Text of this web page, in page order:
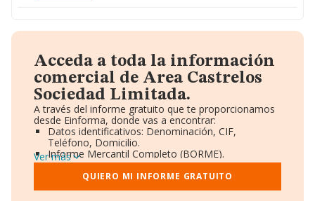
Acceda a toda la información
comercial de Area Castrelos
Sociedad Limitada.
A través del informe gratuito que te proporcionamos
desde Einforma, donde vas a encontrar:
Datos identificativos: Denominación, CIF,
Teléfono, Domicilio.
Informe Mercantil Completo (BORME).
Gráficos de Evolución Ventas y Empleados.
Consejo de Administración y Administradores.
Directivos y Ejecutivos.
Ver más
QUIERO MI INFORME GRATUITO